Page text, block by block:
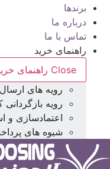
برندها
درباره ما
تماس با ما
راهنمای خرید
Close راهنمای خرید
رویه های
رویه بازگردانی
اعتمادسازی و
شیوه های